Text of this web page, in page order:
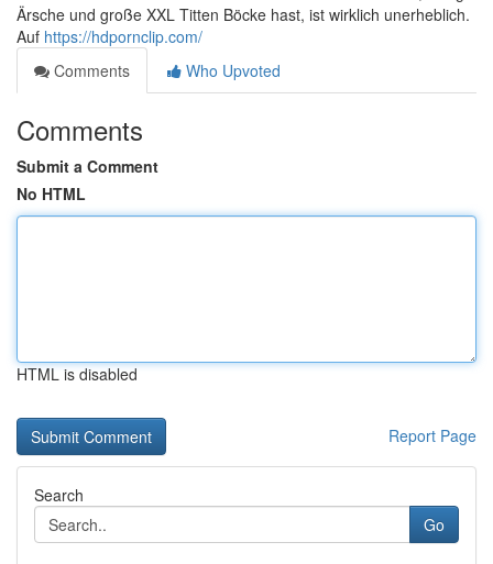
Ärsche und große XXL Titten Böcke hast, ist wirklich unerheblich.
Auf https://hdpornclip.com/
Comments
Who Upvoted
Comments
Submit a Comment
No HTML
HTML is disabled
Report Page
Search
Go